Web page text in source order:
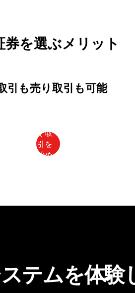
券を選ぶメリット
引も売り取引も可能
テムを体験